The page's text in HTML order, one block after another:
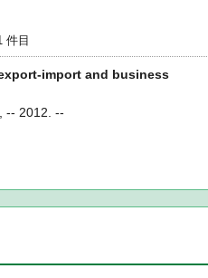
件目
import and business
-- 2012. --